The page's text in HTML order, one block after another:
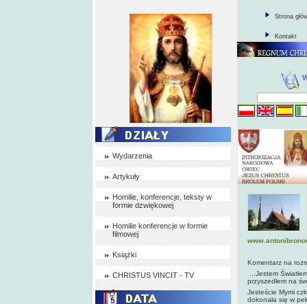
Wydarzenia
Artykuły
Homilie, konferencje, teksty w
formie dzwiękowej
Homilie konferencje w formie
filmowej
Książki
CHRISTUS VINCIT - TV
Strona
Kontakt
Komentarz na
...Jestem
przyszedłem na
Jesteście Mymi
dokonała się w